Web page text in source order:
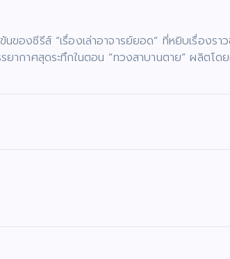
ของซีรีส์ “เรื่องเล่าอาจารย์ยอด” ที่หยิบเรื่องร
ากาศสุดระทึกในตอน “ทวงสาบานตาย” ผลิตโดย